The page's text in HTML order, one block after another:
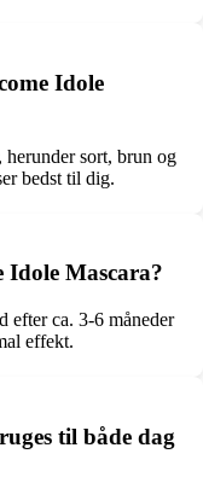
Idole
sort, brun og
bedst til dig.
Mascara?
efter ca. 3-6 måneder
effekt.
til både dag